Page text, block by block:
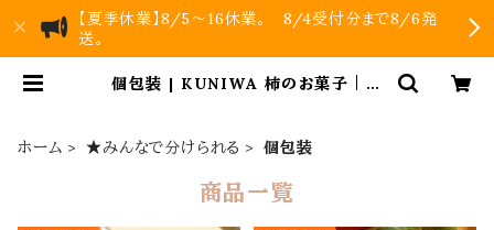
【夏季休業】8/5～16休業。 8/4受付分まで8/6発
送。
個包装 | KUNIWA 柿のお菓子｜公
ホーム ★みんなで分けられる 個包装
商品一覧